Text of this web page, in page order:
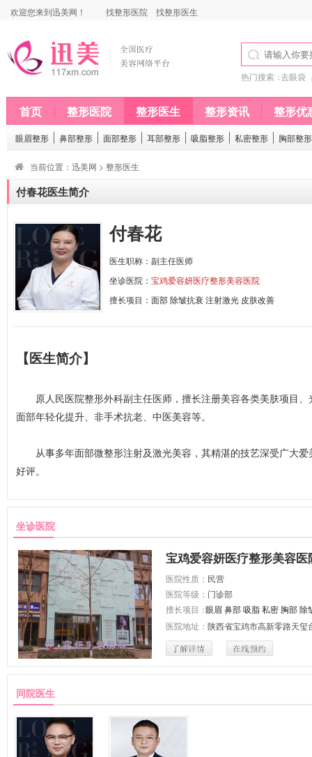
欢迎您来到迅美网！ 找整形医院 找整形医生
热门搜索：去眼袋
首页 整形医院 整形医生 整形资讯 整形优
眼眉整形 鼻部整形 面部整形 耳部整形 吸脂整形 私密整形 胸部整形
当前位置： 迅美网 > 整形医生
付春花医生简介
付春花
医生职称：副主任医师
坐诊医院： 宝鸡爱容妍医疗整形美容医院
擅长项目： 面部除皱抗衰注射激光 皮肤改善
【医生简介】
原人民医院整形外科副主任医师，擅长注册美容各类美肤项目、
面部年轻化提升、非手术抗老、中医美容等。
从事多年面部微整形注射及激光美容，其精湛的技艺深受广大爱
好评。
坐诊医院
宝鸡爱容妍医疗整形美容医
医院性质： 民营
医院等级： 门诊部
擅长项目：眼眉鼻部吸脂私密 胸部除
医院地址： 陕西省宝鸡市高新零路天玺
同院医生